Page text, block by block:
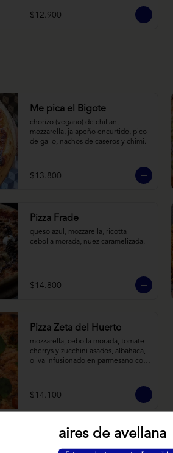
$12.900
Me pica el Bigote
chorizo (vegano) de chillan,
mozzarella, jalapeño encurtido, pico
de gallo, nachos de caseros y chimi.
$13.800
Pizza Frade
queso azul, mozzarella, ricotta
cebolla morada, nuez caramelizada.
$14.800
Pizza Zeta del Huerto
mozzarella, cebolla morada, tomate
cherrys y zucchini asados, albahaca,
oliva infusionado en parmesano con
$14.100
aires de avellana